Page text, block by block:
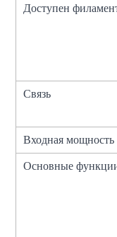
Доступен
Связь
Входная мощность
Основные